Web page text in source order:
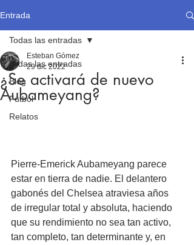
Entrada
Todas las entradas
Blog
Fútbol
Relatos
Todas las entradas
¿Se activará de nuevo
Aubameyang?
Esteban Gómez
29 dic 2022
Pierre-Emerick Aubameyang parece
estar en tierra de nadie. El delantero
gabonés del Chelsea atraviesa años
de irregular total y absoluta, haciendo
que su rendimiento no sea tan activo,
tan completo, tan determinante y, en